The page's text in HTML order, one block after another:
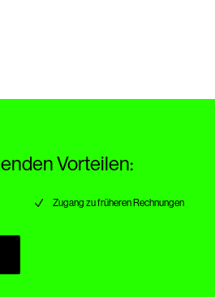
Vorteilen:
Zugang zu früheren Rechnungen